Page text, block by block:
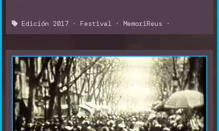
Edición 2017 · Festival · MemoriReus ·